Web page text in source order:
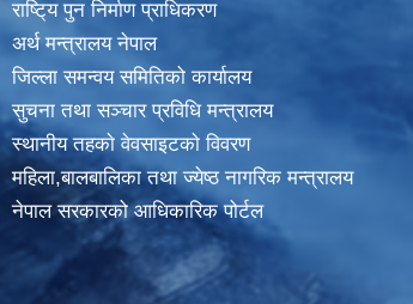
राष्टि्य पुन निर्माण प्राधिकरण
अर्थ मन्त्रालय नेपाल
जिल्ला समन्वय समितिको कार्यालय
सुचना तथा सञ्चार प्रविधि मन्त्रालय
स्थानीय तहकाे वेवसाइटकाे विवरण
महिला,बालबालिका तथा ज्येष्ठ नागरिक मन्त्रालय
नेपाल सरकारको आधिकारिक पोर्टल